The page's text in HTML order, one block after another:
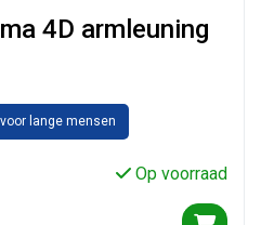
4D armleuning
lange mensen
Op voorraad